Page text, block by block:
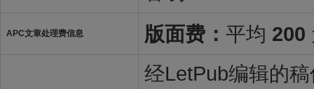
APC文章处理费信息 版面费： 平均 200
经LetPub编辑的